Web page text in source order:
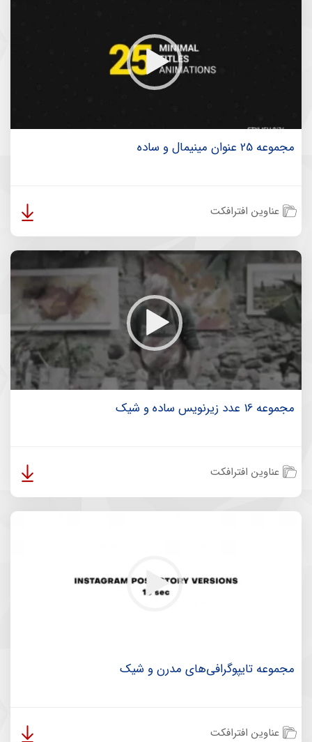
مجموعه 25 عنوان مینیمال و ساده
عناوین افترافکت
مجموعه 16 عدد زیرنویس ساده و شیک
عناوین افترافکت
مجموعه تایپوگرافی‌های مدرن و شیک
عناوین افترافکت